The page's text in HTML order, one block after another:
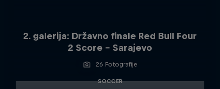
2. galerija: Državno finale Red Bull Four
2 Score - Sarajevo
26 Fotografije
SOCCER